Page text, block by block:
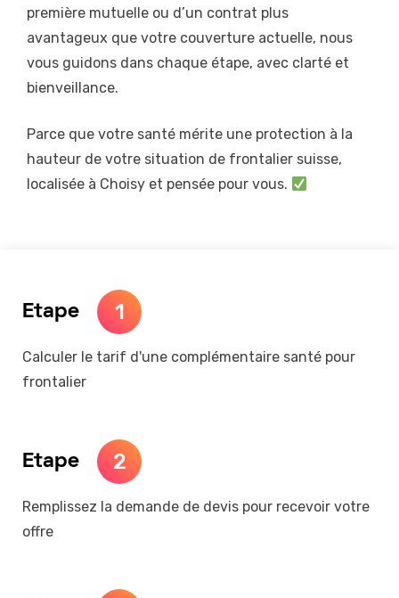
première mutuelle ou d’un contrat plus
avantageux que votre couverture actuelle, nous
vous guidons dans chaque étape, avec clarté et
bienveillance.
Parce que votre santé mérite une protection à la
hauteur de votre situation de frontalier suisse,
localisée à Choisy et pensée pour vous.
Etape 1
Calculer le tarif d'une complémentaire santé pour
frontalier
Etape 2
Remplissez la demande de devis pour recevoir votre
offre